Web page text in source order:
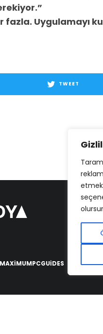
etmek
Uygulamayı
TWEET
MAXIMUMPCGUIDES